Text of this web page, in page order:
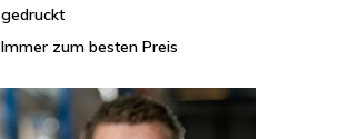
gedruckt
Immer zum besten Preis